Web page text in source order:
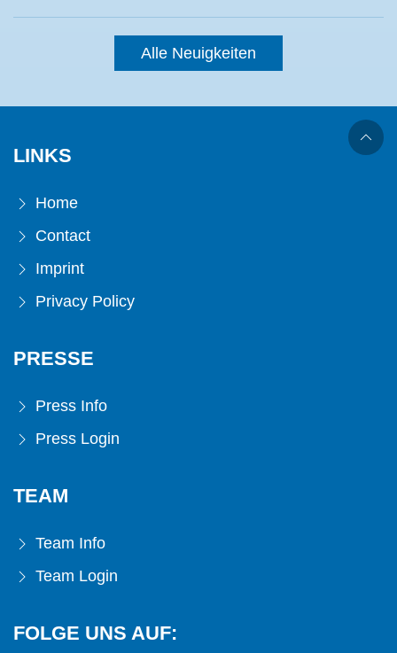
Alle Neuigkeiten
LINKS
Home
Contact
Imprint
Privacy Policy
PRESSE
Press Info
Press Login
TEAM
Team Info
Team Login
FOLGE UNS AUF: